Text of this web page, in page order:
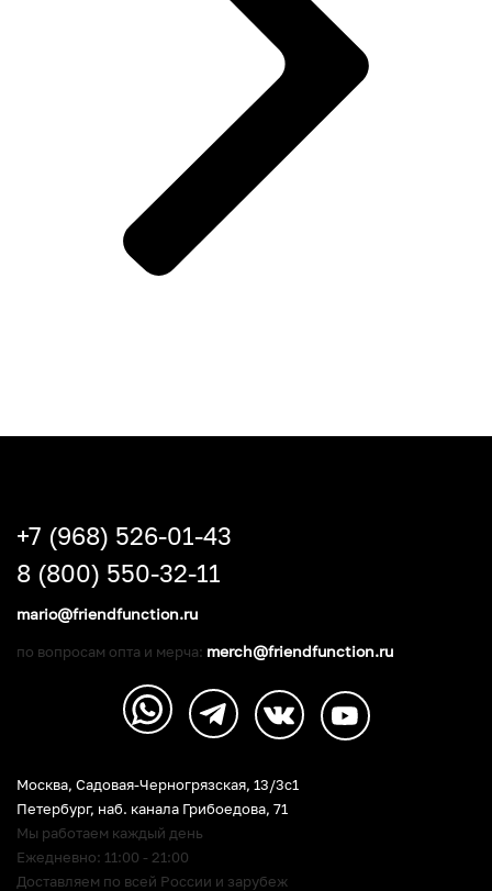
Москва, Садовая-Черногрязская, 13/3c1
Петербург, наб. канала Грибоедова, 71
Мы работаем каждый день
Ежедневно: 11:00 - 21:00
Доставляем по всей России и зарубеж
+7 (968) 526-01-43
8 (800) 550-32-11
mario@friendfunction.ru
по вопросам опта и мерча: merch@friendfunction.ru